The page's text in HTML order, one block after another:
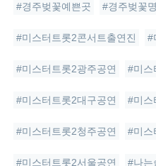
#경주벚꽃예쁜곳 #경주벚꽃
#미스터트롯2콘서트출연진 #
#미스터트롯2광주공연 #미스
#미스터트롯2대구공연 #미스
#미스터트롯2청주공연 #미스
#미스터트롯2서울공연 #나는